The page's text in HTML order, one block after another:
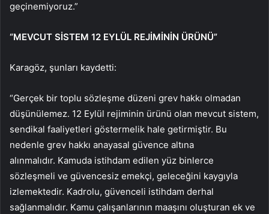
geçinemiyoruz.”
“MEVCUT SİSTEM 12 EYLÜL REJİMİNİN ÜRÜNÜ”
Karagöz, şunları kaydetti:
“Gerçek bir toplu sözleşme düzeni grev hakkı olmadan
düşünülemez. 12 Eylül rejiminin ürünü olan mevcut sistem,
sendikal faaliyetleri göstermelik hale getirmiştir. Bu
nedenle grev hakkı anayasal güvence altına
alınmalıdır. Kamuda istihdam edilen yüz binlerce
sözleşmeli ve güvencesiz emekçi, geleceğini kaygıyla
izlemektedir. Kadrolu, güvenceli istihdam derhal
sağlanmalıdır. Kamu çalışanlarının maaşını oluşturan ek ve